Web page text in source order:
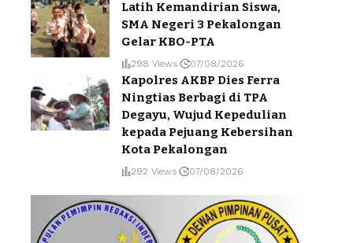
Latih Kemandirian Siswa,
SMA Negeri 3 Pekalongan
Gelar KBO-PTA
298 Views 07/08/2026
Kapolres AKBP Dies Ferra
Ningtias Berbagi di TPA
Degayu, Wujud Kepedulian
kepada Pejuang Kebersihan
Kota Pekalongan
292 Views 07/08/2026